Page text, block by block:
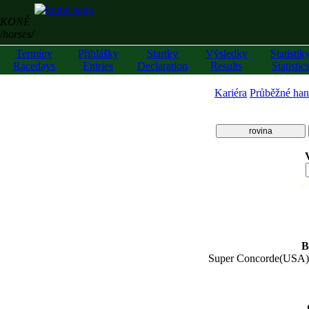
KONĚ
/horses/
Termíny
Racedays
Přihlášky
Entries
Startky
Declaration
Výsledky
Results
Statistics
Kariéra Průběžné
rovina
Super Concorde(USA)